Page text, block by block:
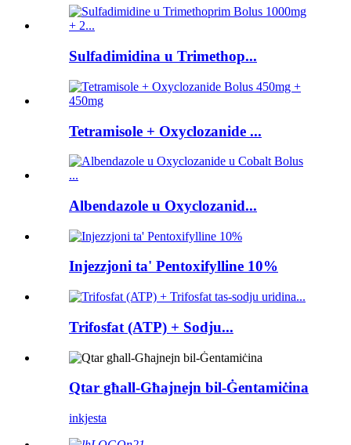
Sulfadimidina u Trimethop...
Tetramisole + Oxyclozanide ...
Albendazole u Oxyclozanid...
Injezzjoni ta' Pentoxifylline 10%
Trifosfat (ATP) + Sodju...
Qtar għall-Għajnejn bil-Ġentamiċina
inkjesta